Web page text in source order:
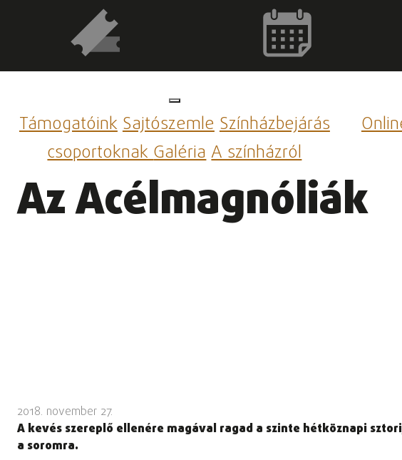
TámogatóinkSajtószemleSzínházbejárás
csoportoknakGalériaA színházról
Az Acélmagnóliák
2018. november 27.
A kevés szereplő ellenére magával ragad a szinte hétköznapi
a soromra.